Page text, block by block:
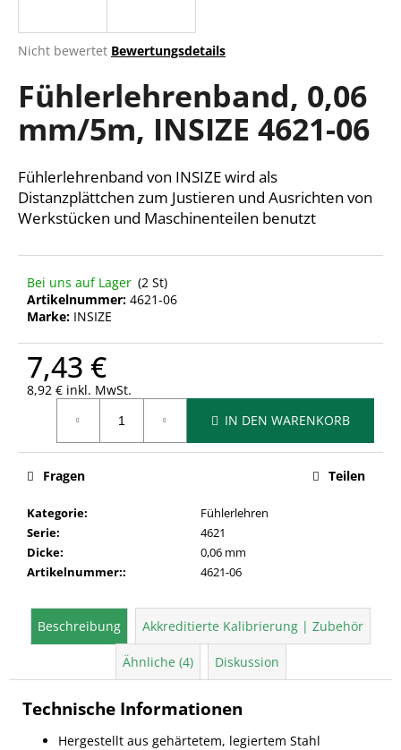
Die
Produktbewertung
ist
von
Sternen.
Nicht bewertet Bewertungsdetails
Fühlerlehrenband, 0,06
mm/5m, INSIZE 4621-06
Fühlerlehrenband von INSIZE wird als
Distanzplättchen zum Justieren und Ausrichten von
Werkstücken und Maschinenteilen benutzt
Bei uns auf Lager (2 St)
Artikelnummer: 4621-06
Marke: INSIZE
7,43 €
8,92 € inkl. MwSt.
IN DEN WARENKORB
Kategorie:
Fühlerlehren
Serie:
4621
Dicke:
0,06 mm
Artikelnummer:: 4621-06
Fragen Teilen
Beschreibung Akkreditierte Kalibrierung | Zubehör
Ähnliche (4) Diskussion
Technische Informationen
Hergestellt aus gehärtetem, legiertem Stahl
W
i
r
e
m
e
h
e
n